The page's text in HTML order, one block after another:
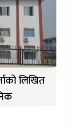
लिखित